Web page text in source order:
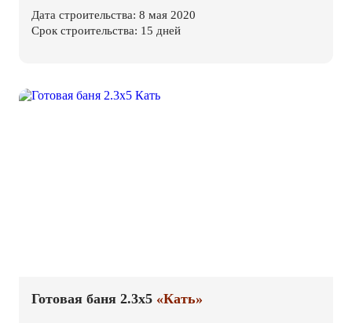
Дата строительства: 8 мая 2020
Срок строительства: 15 дней
Готовая баня 2.3х5 «Кать»